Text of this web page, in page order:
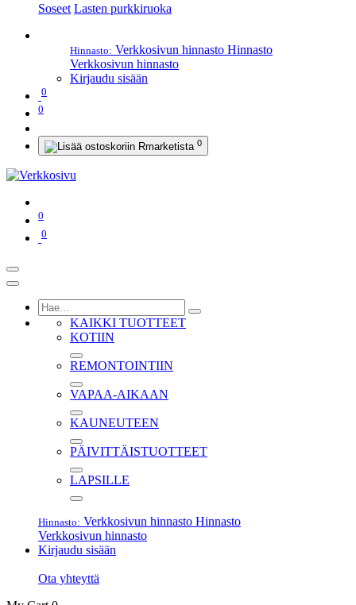
Soseet Lasten purkkiruoka
Hinnasto: Verkkosivun hinnasto Hinnasto
Verkkosivun hinnasto
Kirjaudu sisään
0
0
0
0
0
KAIKKI TUOTTEET
KOTIIN
REMONTOINTIIN
VAPAA-AIKAAN
KAUNEUTEEN
PÄIVITTÄISTUOTTEET
LAPSILLE
Hinnasto: Verkkosivun hinnasto Hinnasto
Verkkosivun hinnasto
Kirjaudu sisään
Ota yhteyttä